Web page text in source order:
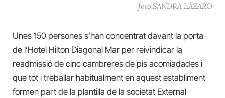
foto.SANDRA LÀZARO
Unes 150 persones s’han concentrat davant la porta
de l’Hotel Hilton Diagonal Mar per reivindicar la
readmissió de cinc cambreres de pis acomiadades i
que tot i treballar habitualment en aquest establiment
formen part de la plantilla de la societat External